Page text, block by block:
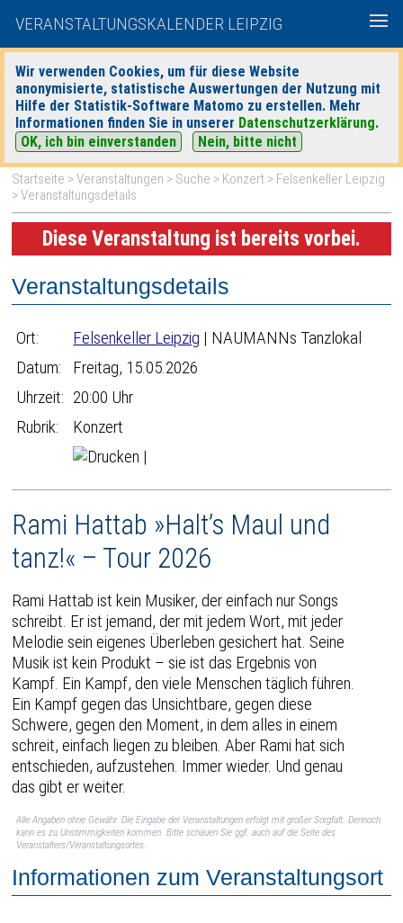
VERANSTALTUNGSKALENDER LEIPZIG
Wir verwenden Cookies, um für diese Website
anonymisierte, statistische Auswertungen der Nutzung mit
Hilfe der Statistik-Software Matomo zu erstellen. Mehr
Informationen finden Sie in unserer Datenschutzerklärung.
OK, ich bin einverstanden
Nein, bitte nicht
heute|morgen| Detaillierte Suche
Startseite >Veranstaltungen > Suche > Konzert > Felsenkeller Leipzig
> Veranstaltungsdetails
Diese Veranstaltung ist bereits vorbei.
Veranstaltungsdetails
Ort: Felsenkeller Leipzig | NAUMANNs Tanzlokal
Datum:
Freitag, 15.05.2026
Uhrzeit: 20:00 Uhr
Rubrik:
Konzert
|
Rami Hattab »Halt’s Maul und
tanz!« – Tour 2026
Rami Hattab ist kein Musiker, der einfach nur Songs
schreibt. Er ist jemand, der mit jedem Wort, mit jeder
Melodie sein eigenes Überleben gesichert hat. Seine
Musik ist kein Produkt – sie ist das Ergebnis von
Kampf. Ein Kampf, den viele Menschen täglich führen.
Ein Kampf gegen das Unsichtbare, gegen diese
Schwere, gegen den Moment, in dem alles in einem
schreit, einfach liegen zu bleiben. Aber Rami hat sich
entschieden, aufzustehen. Immer wieder. Und genau
das gibt er weiter.
Alle Angaben ohne Gewähr. Die Eingabe der Veranstaltungen erfolgt mit großer Sorgfalt. Dennoch
kann es zu Unstimmigkeiten kommen. Bitte schauen Sie ggf. auch auf die Seite des
Veranstalters/Veranstaltungsortes.
Informationen zum Veranstaltungsort